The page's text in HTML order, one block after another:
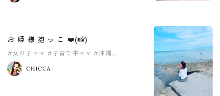
お 姫 様 抱 っ こ ❤️(📸)
#女の子ママ #子育て中ママ #沖縄
#男の子ママ
CHICCA